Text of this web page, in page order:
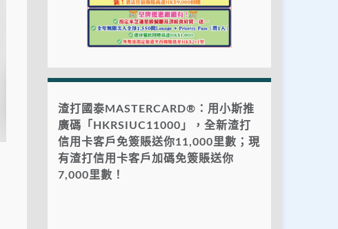
渣打國泰MASTERCARD®：用小斯推
廣碼「HKRSIUC11000」，全新渣打
信用卡客戶免簽賬送你11,000里數；現
有渣打信用卡客戶加碼免簽賬送你
7,000里數！